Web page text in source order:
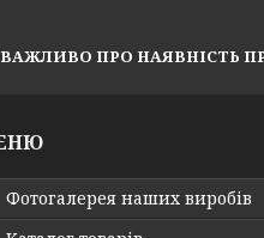
ВАЖЛИВО ПРО НАЯВНІСТЬ
Фотогалерея наших виробів